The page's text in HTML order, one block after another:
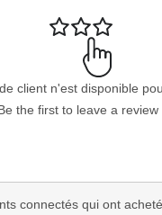
client n'est disponible
the first to leave a review
connectés qui ont